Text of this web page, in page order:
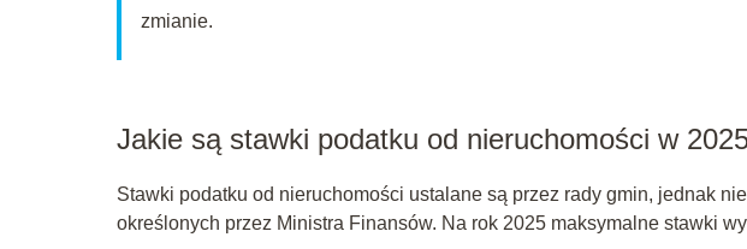
zmianie.
Jakie są stawki podatku od nieruchomości w
Stawki podatku od nieruchomości ustalane są przez rady gmin, jednak
określonych przez Ministra Finansów. Na rok 2025 maksymalne stawki